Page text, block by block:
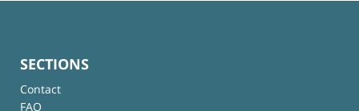
SECTIONS
Contact
FAQ